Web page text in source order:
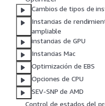
Cambios de tipos de
Instancias de
ampliable
instancias de GPU
Instancias Mac
Optimización de EBS
Opciones de CPU
SEV-SNP de AMD
Control de estados del